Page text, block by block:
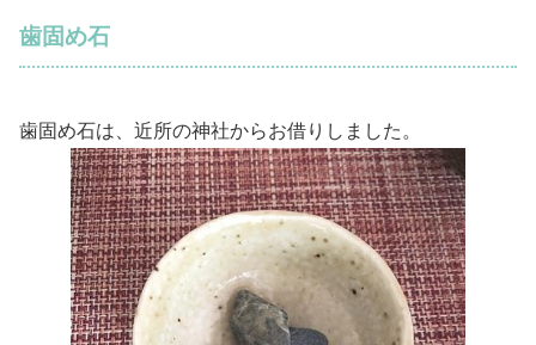
歯固め石
歯固め石は、近所の神社からお借りしました。